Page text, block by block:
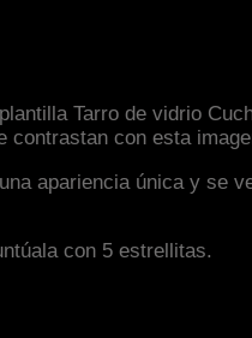
Tarro de vidrio
con esta
apariencia única y se
con 5 estrellitas.